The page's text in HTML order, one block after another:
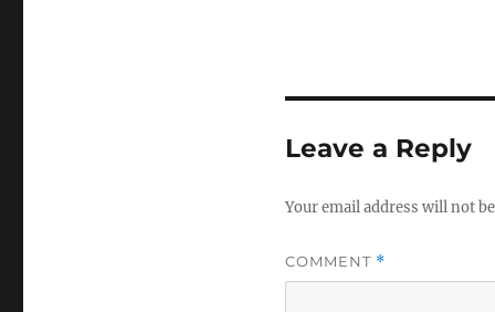
Leave a Reply
Your email address will not
COMMENT *